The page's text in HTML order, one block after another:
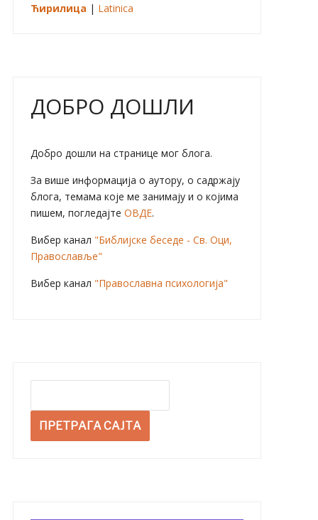
Ћирилица | Latinica
ДОБРО ДОШЛИ
Добро дошли на странице мог блога.
За више информација о аутору, о садржају
блога, темама које ме занимају и о којима
пишем, погледајте ОВДЕ.
Вибер канал "Библијске беседе - Св. Оци,
Православље"
Вибер канал "Православна психологија"